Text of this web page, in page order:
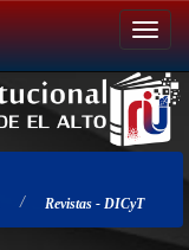
Revistas - DICyT